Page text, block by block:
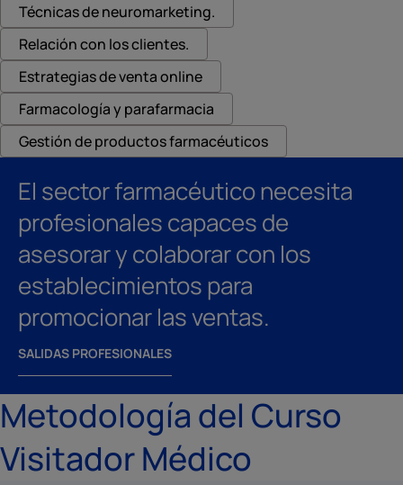
Técnicas de neuromarketing.
Relación con los clientes.
Estrategias de venta online
Farmacología y parafarmacia
Gestión de productos farmacéuticos
El sector farmacéutico necesita
profesionales capaces de
asesorar y colaborar con los
establecimientos para
promocionar las ventas.
SALIDAS PROFESIONALES
Metodología del Curso
Visitador Médico